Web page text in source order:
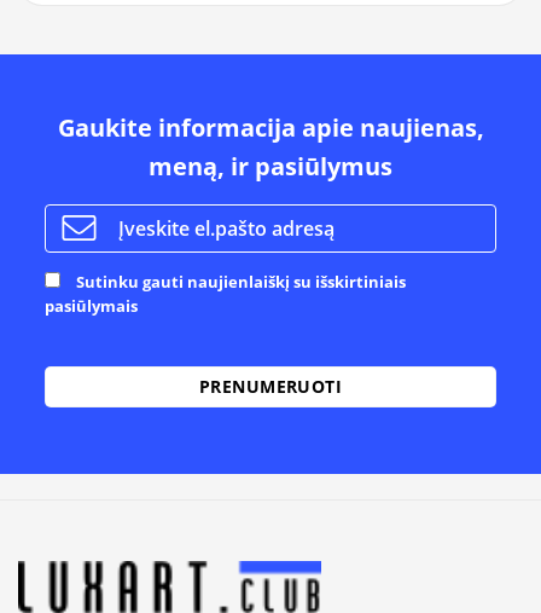
Gaukite informacija apie naujienas,
meną, ir pasiūlymus
Sutinku gauti naujienlaiškį su išskirtiniais
pasiūlymais